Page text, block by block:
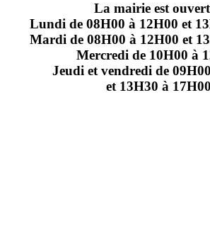
La mairie est
Lundi de 08H00 à 12H00 et
Mardi de 08H00 à 12H00 et
Mercredi de 10H00 à
Jeudi et vendredi de
et 13H30 à 17H00